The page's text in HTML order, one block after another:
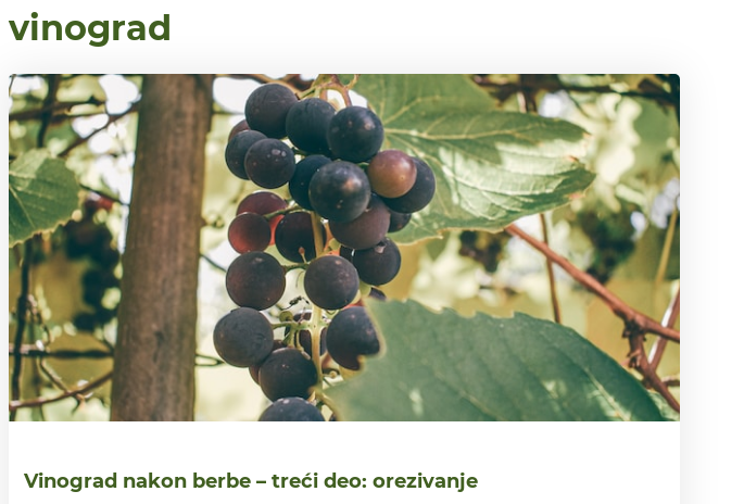
vinograd
Vinograd nakon berbe – treći deo: orezivanje